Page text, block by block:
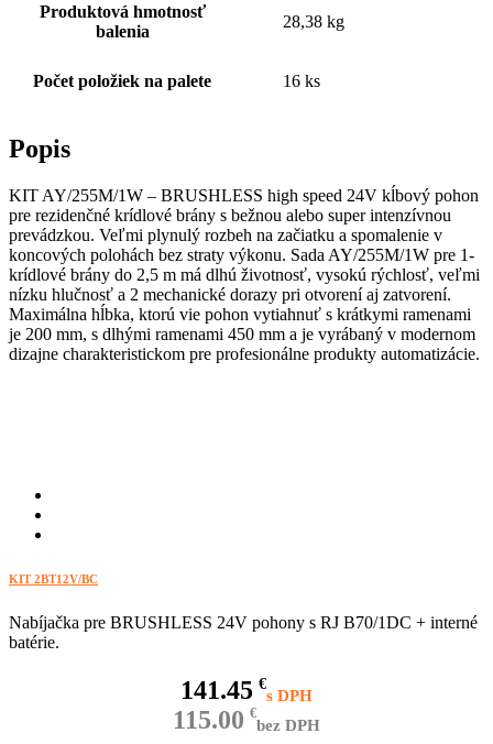
Produktová hmotnosť
balenia
28,38 kg
Počet položiek na palete 16 ks
Popis
KIT AY/255M/1W – BRUSHLESS high speed 24V kĺbový pohon
pre rezidenčné krídlové brány s bežnou alebo super intenzívnou
prevádzkou. Veľmi plynulý rozbeh na začiatku a spomalenie v
koncových polohách bez straty výkonu. Sada AY/255M/1W pre 1-
krídlové brány do 2,5 m má dlhú životnosť, vysokú rýchlosť, veľmi
nízku hlučnosť a 2 mechanické dorazy pri otvorení aj zatvorení.
Maximálna hĺbka, ktorú vie pohon vytiahnuť s krátkymi ramenami
je 200 mm, s dlhými ramenami 450 mm a je vyrábaný v modernom
dizajne charakteristickom pre profesionálne produkty automatizácie.
KIT 2BT12V/BC
Nabíjačka pre BRUSHLESS 24V pohony s RJ B70/1DC + interné
batérie.
€
141.45
€
115.00 bez DPH